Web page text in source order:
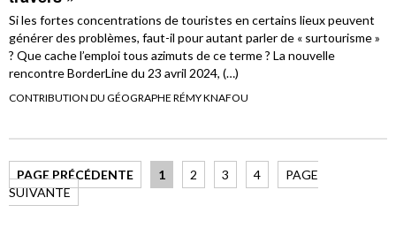
Si les fortes concentrations de touristes en certains lieux peuvent
générer des problèmes, faut-il pour autant parler de « surtourisme »
? Que cache l’emploi tous azimuts de ce terme ? La nouvelle
rencontre BorderLine du 23 avril 2024, (…)
CONTRIBUTION DU GÉOGRAPHE RÉMY KNAFOU
PAGE PRÉCÉDENTE 1 2 3 4
PAGE
SUIVANTE